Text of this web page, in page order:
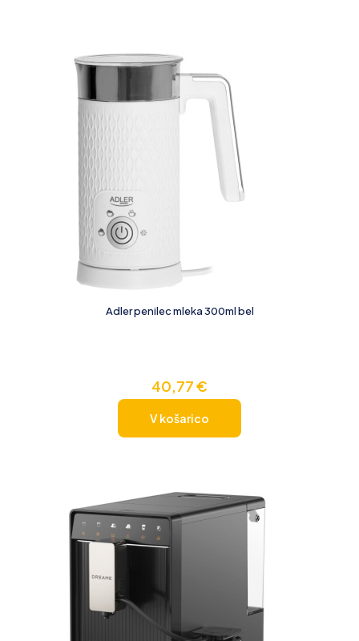
Adler penilec mleka 300ml bel
40,77€
V košarico